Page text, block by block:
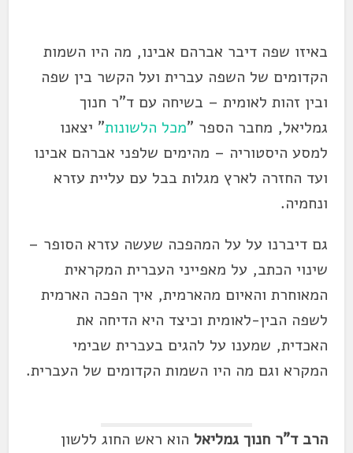
באיזו שפה דיבר אברהם אבינו, מה היו השמות
הקדומים של השפה עברית ועל הקשר בין שפה
ובין זהות לאומית – בשיחה עם ד"ר חנוך
גמליאל, מחבר הספר "מכל הלשונות" יצאנו
למסע היסטוריה – מהימים שלפני אברהם אבינו
ועד החזרה לארץ מגלות בבל עם עליית עזרא
ונחמיה.
גם דיברנו על על המהפכה שעשה עזרא הסופר –
שינוי הכתב, על מאפייני העברית המקראית
המאוחרת והאיום מהארמית, איך הפכה הארמית
לשפה הבין-לאומית וכיצד היא הדיחה את
האכדית, שמענו על להגים בעברית שבימי
המקרא וגם מה היו השמות הקדומים של העברית.
הרב ד"ר חנוך גמליאל הוא ראש החוג ללשון